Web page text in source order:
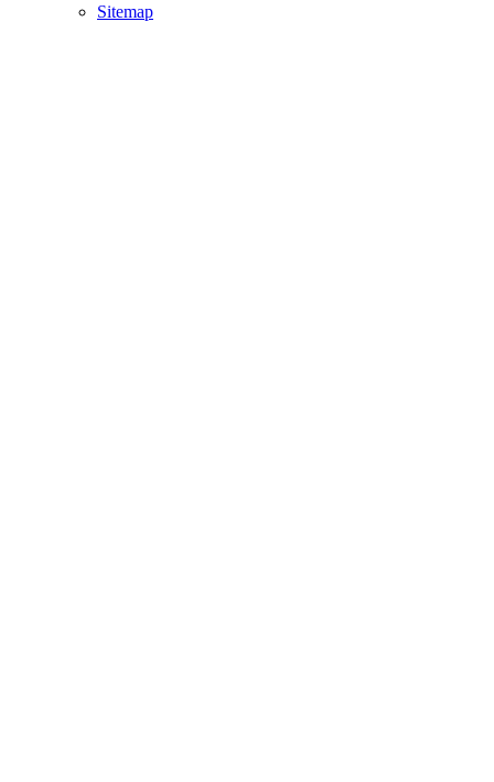
Sitemap